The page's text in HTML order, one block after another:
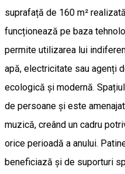
suprafață de 160 m²
funcționează pe baza
permite utilizarea lui
apă, electricitate sau agenți
ecologică și modernă.
de persoane și este
muzică, creând un cadru
orice perioadă a anului.
beneficiază și de suporturi